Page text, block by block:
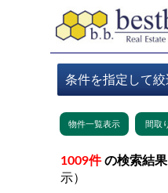
1009件 の検索結果
示）